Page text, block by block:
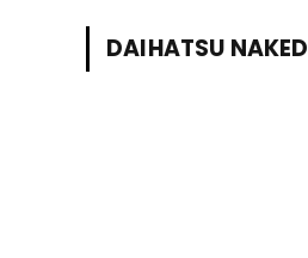
DAIHATSU NAKED